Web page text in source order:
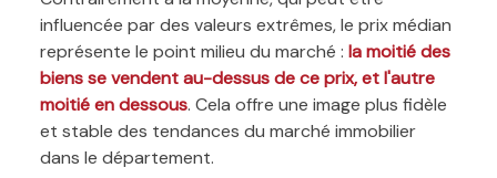
influencée par des valeurs extrêmes, le prix médian
représente le point milieu du marché : la moitié des
biens se vendent au-dessus de ce prix, et l'autre
moitié en dessous. Cela offre une image plus fidèle
et stable des tendances du marché immobilier
dans le département.